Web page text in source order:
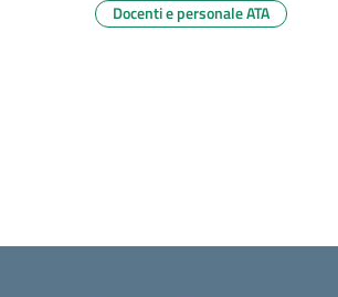
Docenti e personale ATA